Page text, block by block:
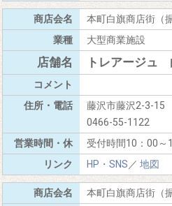
本町白旗商店街（振
大型商業施設
トレアージュ
藤沢市藤沢2-3-15
0466-55-1122
受付時間10：00～
HP・SNS／ 地図
本町白旗商店街（振